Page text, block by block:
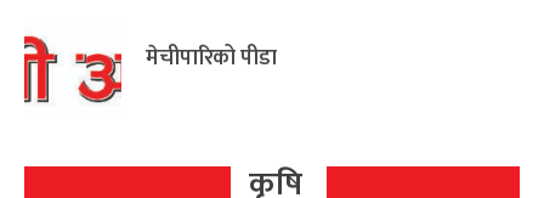
मेचीपारिको पीडा
कृषि